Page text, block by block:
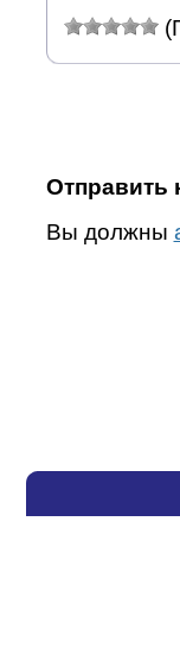
Отправить
Вы должны